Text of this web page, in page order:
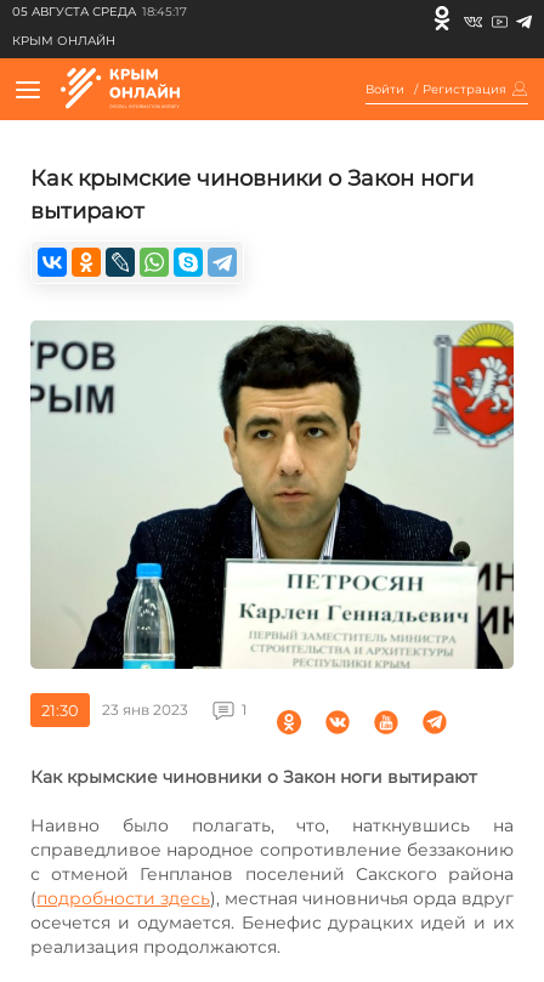
05 АВГУСТА СРЕДА 18:45:17
КРЫМ ОНЛАЙН
Войти / Регистрация
Как крымские чиновники о Закон ноги
вытирают
21:30 23 янв 2023 1
Как крымские чиновники о Закон ноги вытирают
Наивно было полагать, что, наткнувшись на
справедливое народное сопротивление беззаконию
с отменой Генпланов поселений Сакского района
(подробности здесь), местная чиновничья орда вдруг
осечется и одумается. Бенефис дурацких идей и их
реализация продолжаются.